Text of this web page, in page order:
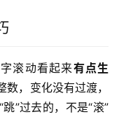
滚动看起来有点生
，变化没有过渡，
”过去的，不是“滚”